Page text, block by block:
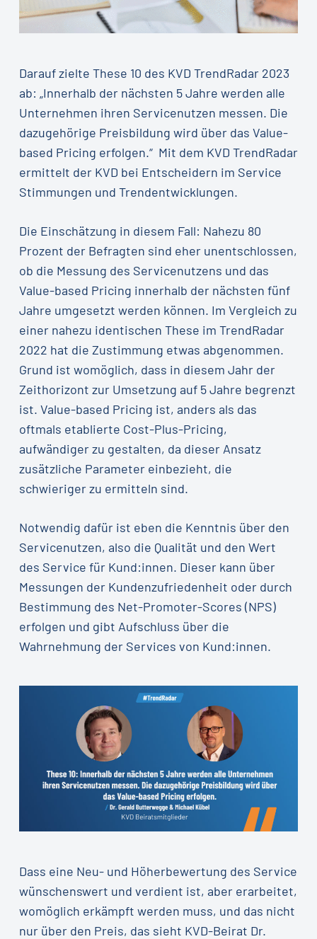
Darauf zielte These 10 des KVD TrendRadar 2023
ab: „Innerhalb der nächsten 5 Jahre werden alle
Unternehmen ihren Servicenutzen messen. Die
dazugehörige Preisbildung wird über das Value-
based Pricing erfolgen.“ Mit dem KVD TrendRadar
ermittelt der KVD bei Entscheidern im Service
Stimmungen und Trendentwicklungen.
Die Einschätzung in diesem Fall: Nahezu 80
Prozent der Befragten sind eher unentschlossen,
ob die Messung des Servicenutzens und das
Value-based Pricing innerhalb der nächsten fünf
Jahre umgesetzt werden können. Im Vergleich zu
einer nahezu identischen These im TrendRadar
2022 hat die Zustimmung etwas abgenommen.
Grund ist womöglich, dass in diesem Jahr der
Zeithorizont zur Umsetzung auf 5 Jahre begrenzt
ist. Value-based Pricing ist, anders als das
oftmals etablierte Cost-Plus-Pricing,
aufwändiger zu gestalten, da dieser Ansatz
zusätzliche Parameter einbezieht, die
schwieriger zu ermitteln sind.
Notwendig dafür ist eben die Kenntnis über den
Servicenutzen, also die Qualität und den Wert
des Service für Kund:innen. Dieser kann über
Messungen der Kundenzufriedenheit oder durch
Bestimmung des Net-Promoter-Scores (NPS)
erfolgen und gibt Aufschluss über die
Wahrnehmung der Services von Kund:innen.
Dass eine Neu- und Höherbewertung des Service
wünschenswert und verdient ist, aber erarbeitet,
womöglich erkämpft werden muss, und das nicht
nur über den Preis, das sieht KVD-Beirat Dr.